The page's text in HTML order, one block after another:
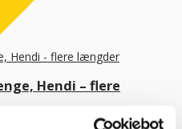
Hendi – flere